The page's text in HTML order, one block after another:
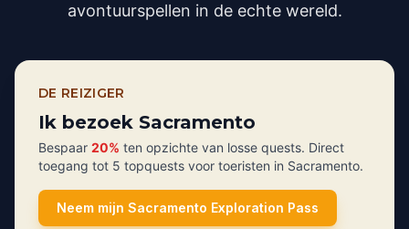
avontuurspellen in de echte wereld.
DE REIZIGER
Ik bezoek Sacramento
Bespaar 20% ten opzichte van losse quests. Direct
toegang tot 5 topquests voor toeristen in Sacramento.
Neem mijn Sacramento Exploration Pass